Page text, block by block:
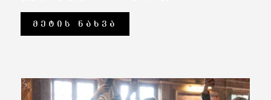
ᲛᲔᲢᲘᲡ ᲜᲐᲮᲕᲐ